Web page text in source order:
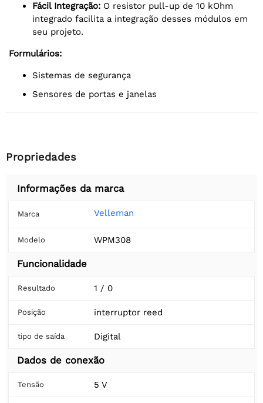
Fácil Integração: O resistor pull-up de 10 kOhm
integrado facilita a integração desses módulos em
seu projeto.
Formulários:
Sistemas de segurança
Sensores de portas e janelas
Propriedades
Informações da marca
Marca Velleman
Modelo WPM308
Funcionalidade
Resultado 1 / 0
Posição interruptor reed
tipo de saída Digital
Dados de conexão
Tensão 5 V